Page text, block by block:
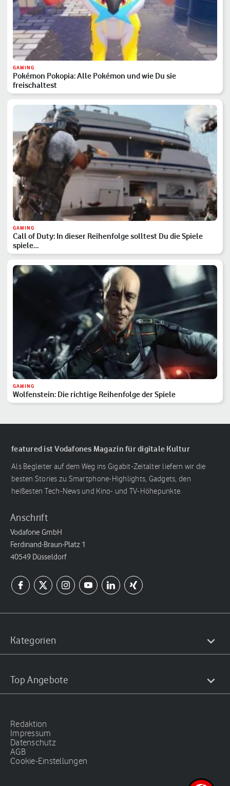
GAMING
Pokémon Pokopia: Alle Pokémon und wie Du sie
freischaltest
GAMING
Call of Duty: In dieser Reihenfolge solltest Du die Spiele
spiele…
GAMING
Wolfenstein: Die richtige Reihenfolge der Spiele
featured ist Vodafones Magazin für digitale Kultur
Als Begleiter auf dem Weg ins Gigabit-Zeitalter liefern wir die
besten Stories zu Smartphone-Highlights, Gadgets, den
heißesten Tech-News und Kino- und TV-Höhepunkte.
Anschrift
Vodafone GmbH
Ferdinand-Braun-Platz 1
40549 Düsseldorf
Kategorien
Top Angebote
Redaktion
Impressum
Datenschutz
AGB
Cookie-Einstellungen